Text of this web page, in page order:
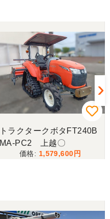
トラクタークボタFT240B
MA-PC2 上越〇
1,579,600